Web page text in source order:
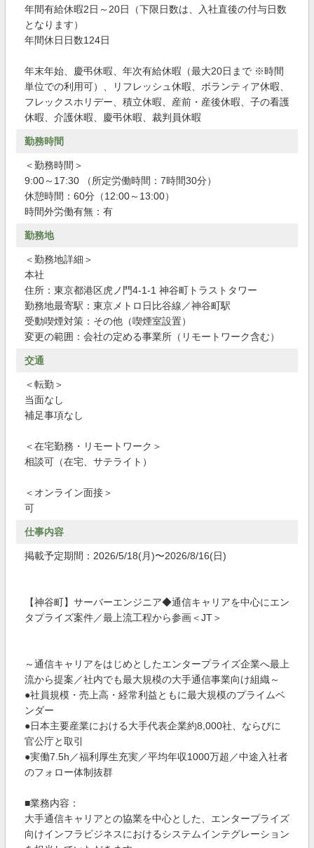
年間有給休暇2日～20日（下限日数は、入社直後の付与日数
となります）
年間休日日数124日
年末年始、慶弔休暇、年次有給休暇（最大20日まで ※時間
単位での利用可）、リフレッシュ休暇、ボランティア休暇、
フレックスホリデー、積立休暇、産前・産後休暇、子の看護
休暇、介護休暇、慶弔休暇、裁判員休暇
勤務時間
＜勤務時間＞
9:00～17:30 （所定労働時間：7時間30分）
休憩時間：60分（12:00～13:00）
時間外労働有無：有
勤務地
＜勤務地詳細＞
本社
住所：東京都港区虎ノ門4-1-1 神谷町トラストタワー
勤務地最寄駅：東京メトロ日比谷線／神谷町駅
受動喫煙対策：その他（喫煙室設置）
変更の範囲：会社の定める事業所（リモートワーク含む）
交通
＜転勤＞
当面なし
補足事項なし
＜在宅勤務・リモートワーク＞
相談可（在宅、サテライト）
＜オンライン面接＞
可
仕事内容
掲載予定期間：2026/5/18(月)〜2026/8/16(日)
【神谷町】サーバーエンジニア◆通信キャリアを中心にエン
タプライズ案件／最上流工程から参画＜JT＞
～通信キャリアをはじめとしたエンタープライズ企業へ最上
流から提案／社内でも最大規模の大手通信事業向け組織～
●社員規模・売上高・経常利益ともに最大規模のプライムベ
ンダー
●日本主要産業における大手代表企業約8,000社、ならびに
官公庁と取引
●実働7.5h／福利厚生充実／平均年収1000万超／中途入社者
のフォロー体制抜群
■業務内容：
大手通信キャリアとの協業を中心とした、エンタープライズ
向けインフラビジネスにおけるシステムインテグレーション